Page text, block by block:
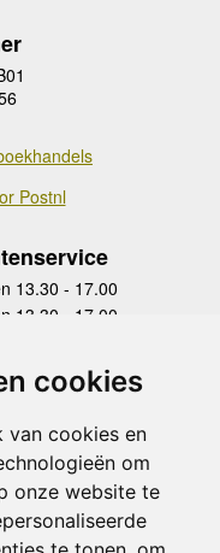
cookies
van cookies en
om
onze website te
Postnl
13.30 - 17.00
13.30 - 17.00
13.30 - 17.00
13.30 - 17.00